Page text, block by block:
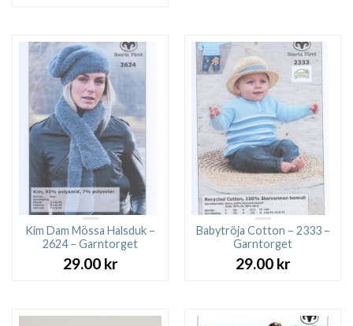
Kim Dam Mössa Halsduk –
2624 – Garntorget
29.00 kr
Babytröja Cotton – 2333 –
Garntorget
29.00 kr